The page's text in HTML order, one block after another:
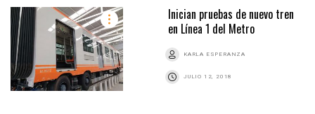
Inician pruebas de nuevo tren
en Línea 1 del Metro
KARLA ESPERANZA
JULIO 12, 2018